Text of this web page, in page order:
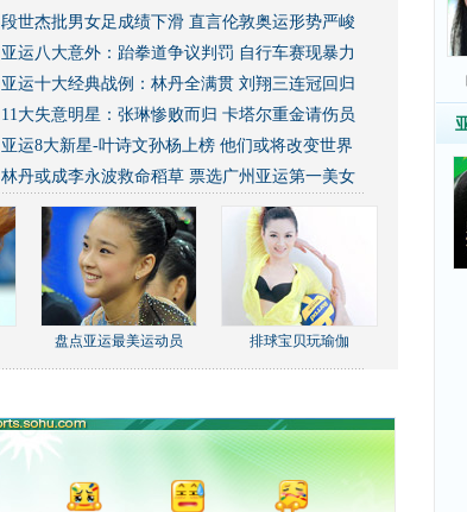
段世杰批男女足成绩下滑 直言伦敦奥运形势严峻
亚运八大意外：跆拳道争议判罚 自行车赛现暴力
亚运十大经典战例：林丹全满贯 刘翔三连冠回归
11大失意明星：张琳惨败而归 卡塔尔重金请伤员
亚运8大新星-叶诗文孙杨上榜 他们或将改变世界
林丹或成李永波救命稻草 票选广州亚运第一美女
盘点亚运最美运动员 排球宝贝玩瑜伽